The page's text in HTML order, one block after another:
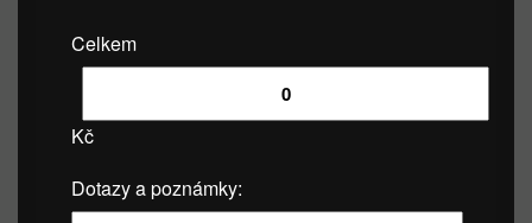
Celkem
Kč
Dotazy a poznámky: